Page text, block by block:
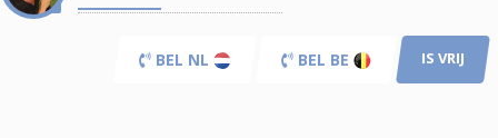
BEL NL BEL BE IS VRIJ